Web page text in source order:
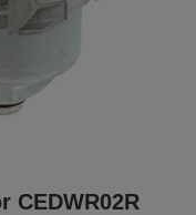
CEDWR02R